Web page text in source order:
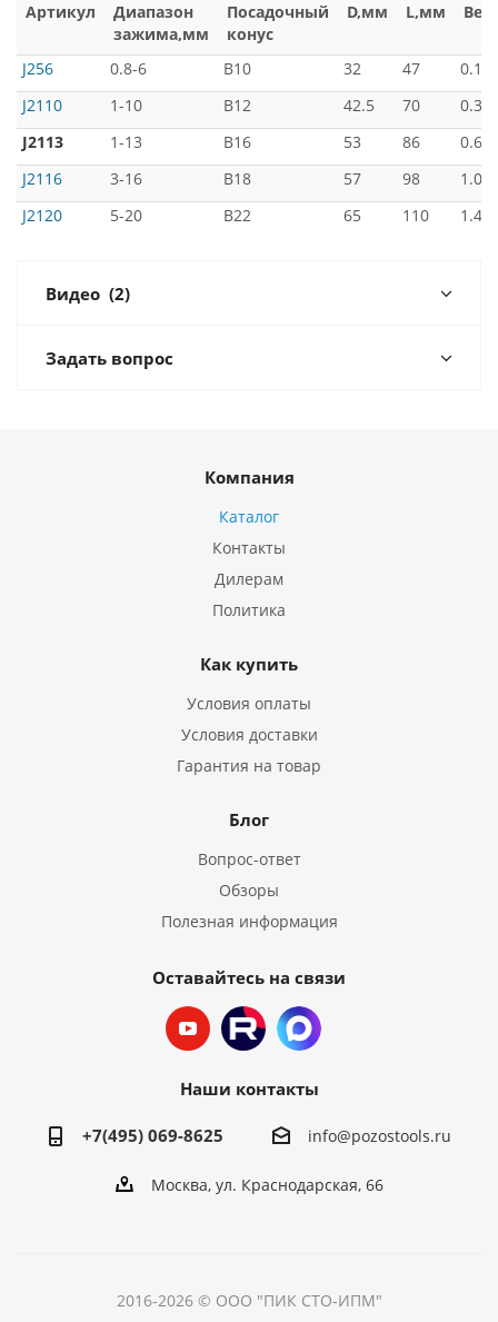
Артикул
Диапазон
зажима,мм
Посадочный
конус
D,мм L,мм
J256 0.8-6 B10 32 47
0.18
J2110
1-10 B12 42.5 70
0.34
J2113
1-13 B16 53 86
0.63
J2116
3-16 B18 57 98
1.00
J2120
5-20 B22 65 110 1.40
Видео (2)
Задать вопрос
Компания
Каталог
Контакты
Дилерам
Политика
Как купить
Условия оплаты
Условия доставки
Гарантия на товар
Блог
Вопрос-ответ
Обзоры
Полезная информация
Оставайтесь на связи
Наши контакты
+7(495) 069-8625 info@pozostools.ru
Москва, ул. Краснодарская, 66
2016-2026 © ООО "ПИК СТО-ИПМ"